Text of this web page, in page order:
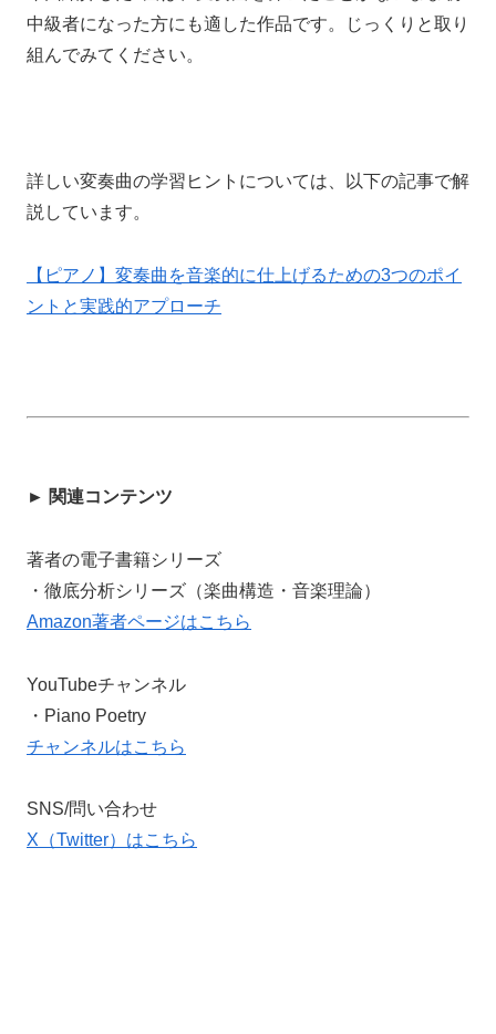
中級者になった方にも適した作品です。じっくりと取り
組んでみてください。
詳しい変奏曲の学習ヒントについては、以下の記事で解
説しています。
【ピアノ】変奏曲を音楽的に仕上げるための3つのポイ
ントと実践的アプローチ
► 関連コンテンツ
著者の電子書籍シリーズ
・徹底分析シリーズ（楽曲構造・音楽理論）
Amazon著者ページはこちら
YouTubeチャンネル
・Piano Poetry
チャンネルはこちら
SNS/問い合わせ
X（Twitter）はこちら